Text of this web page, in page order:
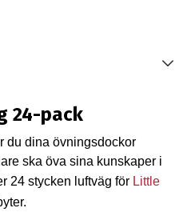
24-pack
du dina övningsdockor
ska öva sina kunskaper i
24 stycken luftväg för Little